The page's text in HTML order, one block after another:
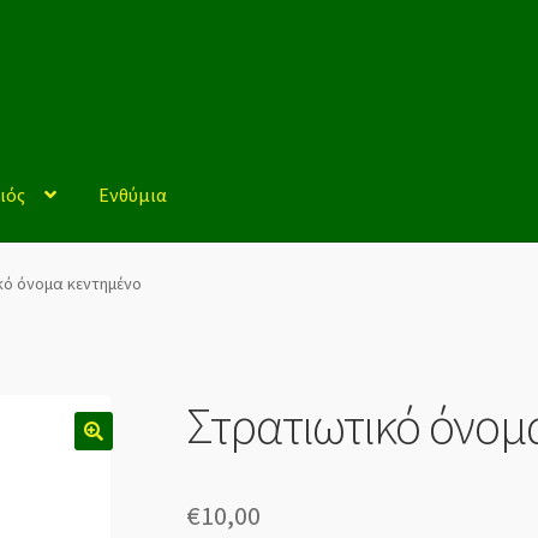
Ενθύμια
μας Η Εταιρεία μας
όνομα κεντημένο
Στρατιωτικό
€10,00